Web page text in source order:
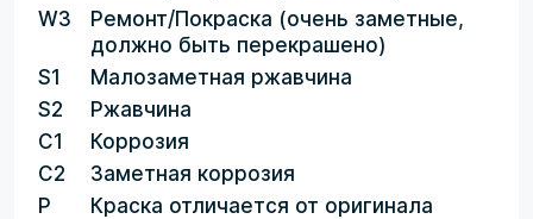
W3
Ремонт/Покраска (очень заметные,
должно быть перекрашено)
S1
Малозаметная ржавчина
S2
Ржавчина
C1
Коррозия
C2
Заметная коррозия
P
Краска отличается от оригинала